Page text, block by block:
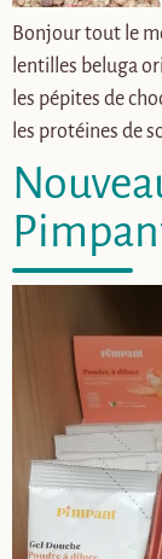
Bonjour tout le
lentilles beluga
les pépites de
les protéines de